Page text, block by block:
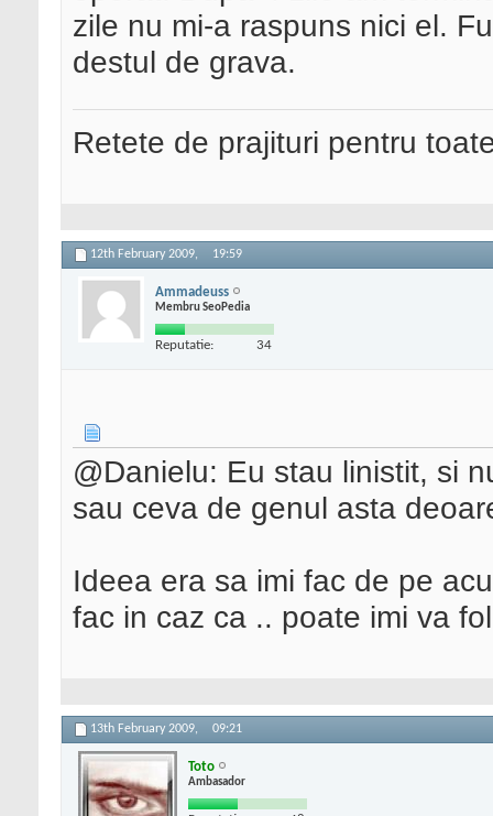
zile nu mi-a raspuns nici el.
destul de grava.
Retete de prajituri pentru
12th February 2009, 19:59
Ammadeuss
Membru SeoPedia
Reputatie: 34
@Danielu: Eu stau linistit, si
sau ceva de genul asta
Ideea era sa imi fac de pe
fac in caz ca .. poate imi va
13th February 2009, 09:21
Toto
Ambasador